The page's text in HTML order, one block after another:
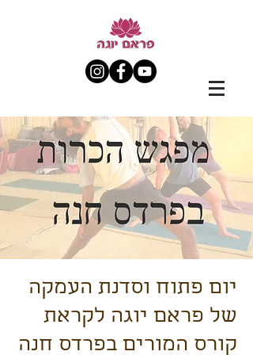
יום פתוח וסדנת העמקה
של פראם יוגה לקראת
קורס המורים בפרדס חנה